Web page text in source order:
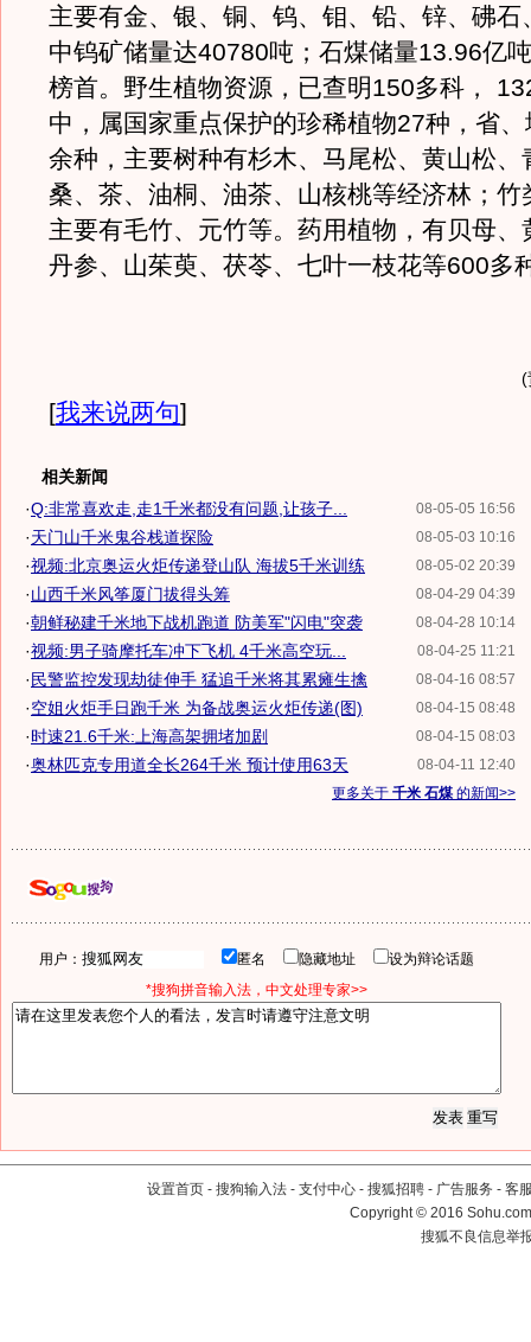
主要有金、银、铜、钨、钼、铅、锌、砩石
中钨矿储量达40780吨；石煤储量13.96亿
榜首。野生植物资源，已查明150多科，
中，属国家重点保护的珍稀植物27种，省
余种，主要树种有杉木、马尾松、黄山松、
桑、茶、油桐、油茶、山核桃等经济林；竹
主要有毛竹、元竹等。药用植物，有贝母、
丹参、山茱萸、茯苓、七叶一枝花等600多
(
[我来说两句]
相关新闻
08-05-05 16:56
·Q:非常喜欢走,走1千米都没有问题,让孩子...
08-05-03 10:16
·天门山千米鬼谷栈道探险
08-05-02 20:39
·视频:北京奥运火炬传递登山队 海拔5千米训练
08-04-29 04:39
·山西千米风筝厦门拔得头筹
08-04-28 10:14
·朝鲜秘建千米地下战机跑道 防美军"闪电"突袭
08-04-25 11:21
·视频:男子骑摩托车冲下飞机 4千米高空玩...
08-04-16 08:57
· 民警监控发现劫徒伸手 猛追千米将其累瘫生擒
08-04-15 08:48
·空姐火炬手日跑千米 为备战奥运火炬传递(图)
08-04-15 08:03
·时速21.6千米:上海高架拥堵加剧
08-04-11 12:40
·奥林匹克专用道全长264千米 预计使用63天
更多关于 千米 石煤 的新闻>>
用户： 匿名 隐藏地址
设为辩论话题
*搜狗拼音输入法，中文处理专家>>
设置首页 - 搜狗输入法 - 支付中心 - 搜狐招聘 - 广告服务 - 客
Copyright©2016
搜狐不良信息举